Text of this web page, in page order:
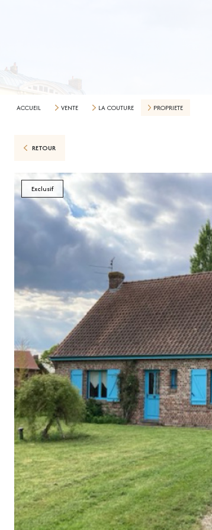
ACCUEIL VENTE LA COUTURE PROPRIETE
RETOUR
Exclusif